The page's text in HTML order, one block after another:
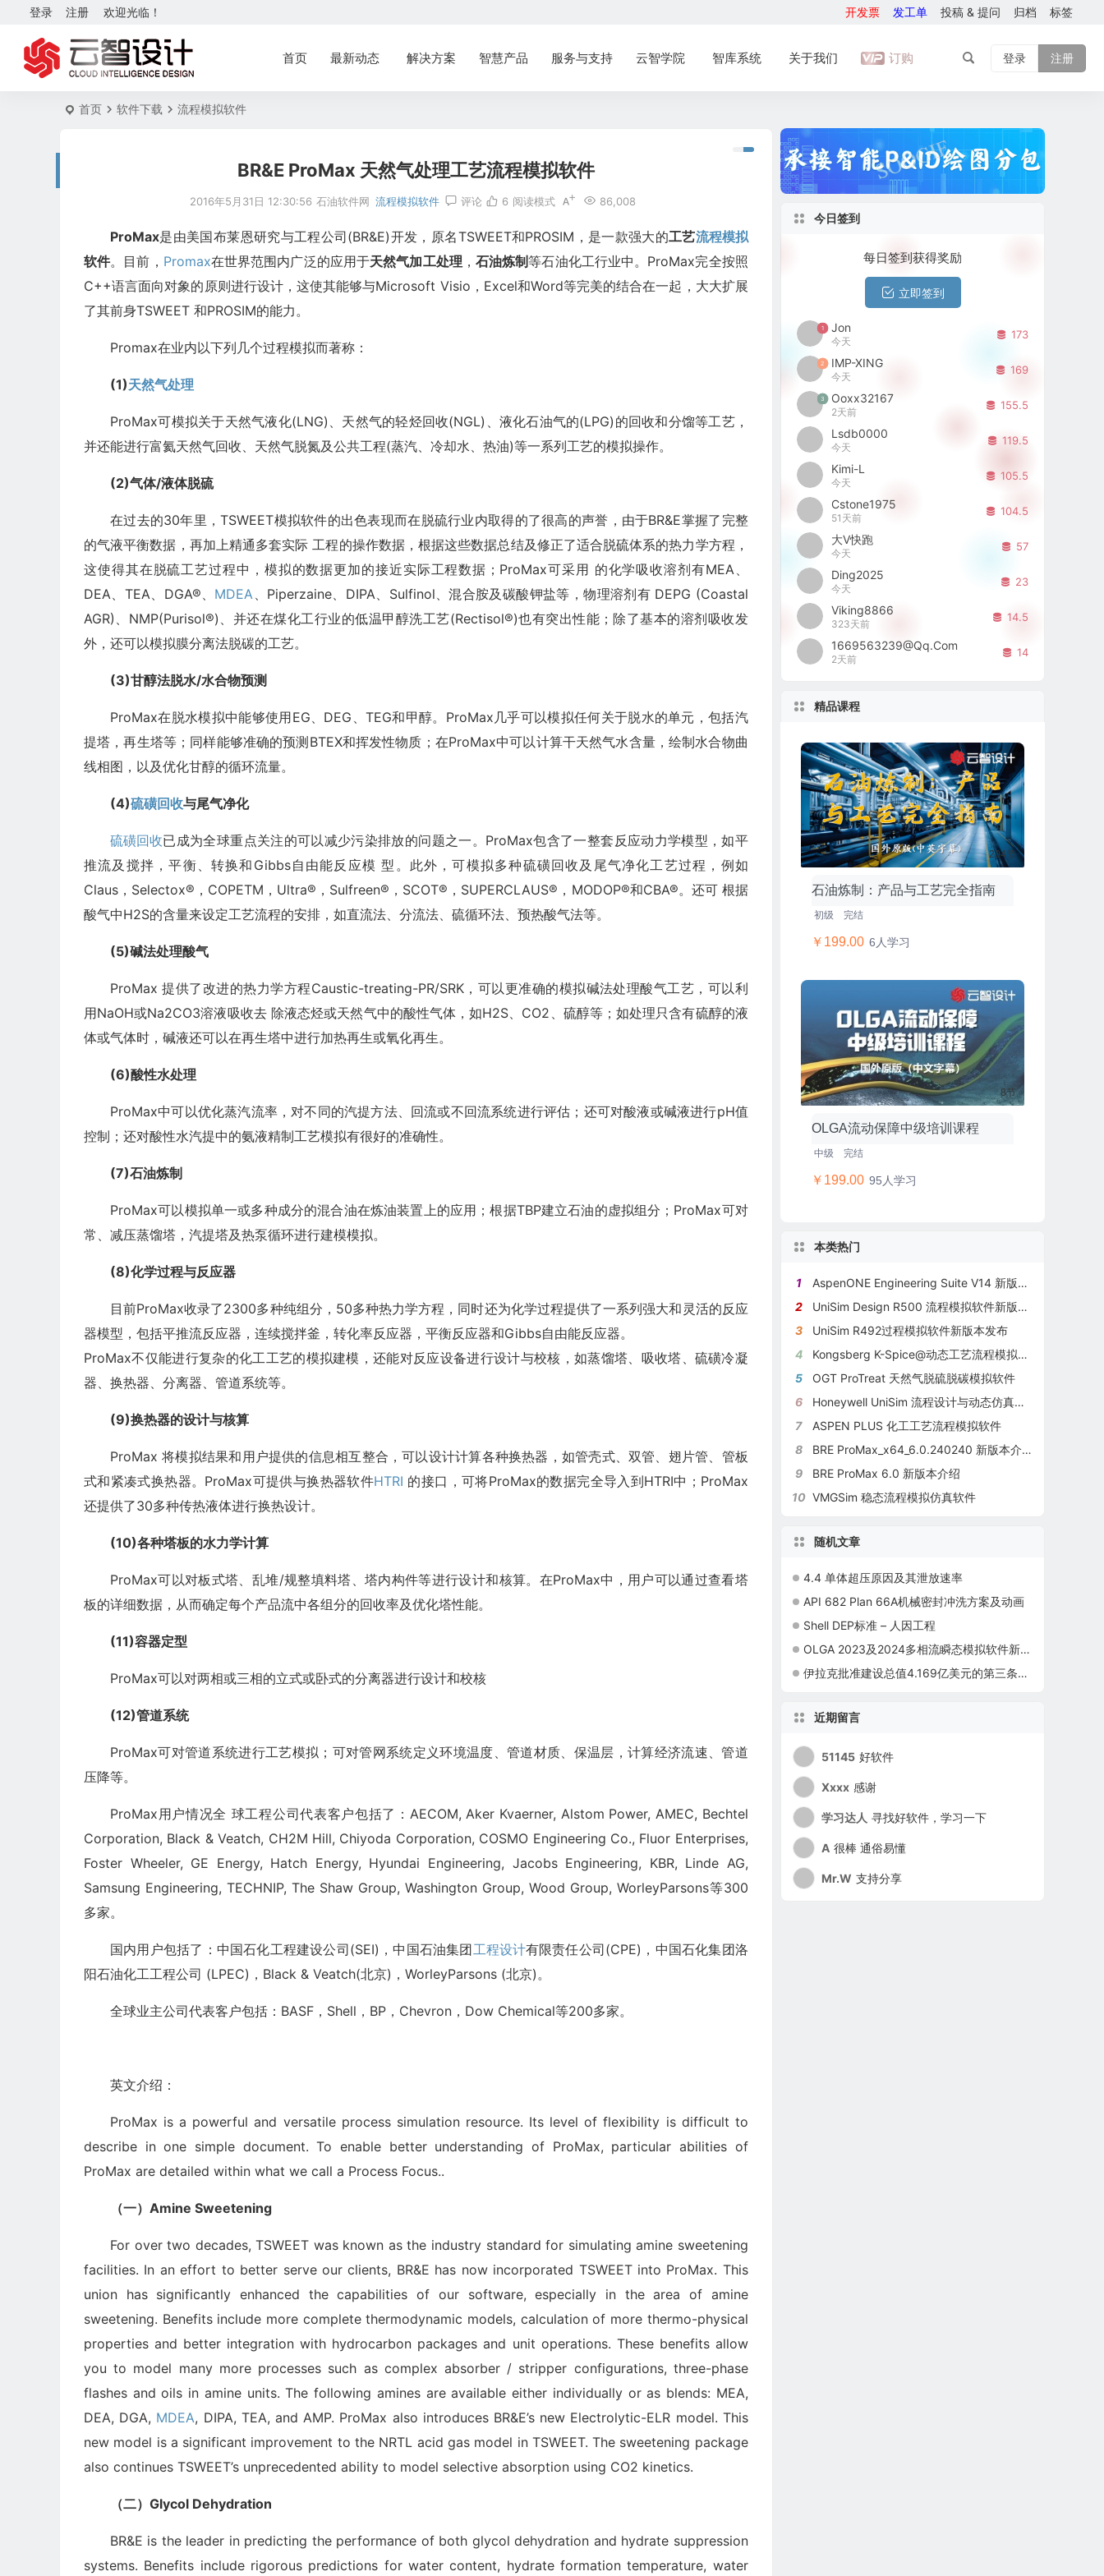
欢迎光临！
登录 注册 开发票 发工单 投稿 & 提问 归档 标签
首页 最新动态 解决方案 智慧产品 服务与支持 云智学院 智库系统 关于我们 订购 登录 注册
首页 软件下载 流程模拟软件
BR&E ProMax 天然气处理工艺流程模拟软件
2016年5月31日 12:30:56 石油软件网 流程模拟软件 评论 86,008
6 阅读模式
ProMax是由美国布莱恩研究与工程公司(BR&E)开发，原名TSWEET和PROSIM，是一款强大的工艺流程模拟
软件。目前， Promax在世界范围内广泛的应用于天然气加工处理 ， 石油炼制等石油化工行业中。ProMax完全按照
C++语言面向对象的原则进行设计，这使其能够与Microsoft Visio，Excel和Word等完美的结合在一起，大大扩展
了其前身TSWEET 和PROSIM的能力。
Promax在业内以下列几个过程模拟而著称：
(1)天然气处理
ProMax可模拟关于天然气液化(LNG)、天然气的轻烃回收(NGL)、液化石油气的(LPG)的回收和分馏等工艺，
并还能进行富氦天然气回收、天然气脱氮及公共工程(蒸汽、冷却水、热油)等一系列工艺的模拟操作。
(2)气体/液体脱硫
在过去的30年里，TSWEET模拟软件的出色表现而在脱硫行业内取得的了很高的声誉，由于BR&E掌握了完整
的气液平衡数据，再加上精通多套实际 工程的操作数据，根据这些数据总结及修正了适合脱硫体系的热力学方程，
这使得其在脱硫工艺过程中，模拟的数据更加的接近实际工程数据；ProMax可采用 的化学吸收溶剂有MEA、
DEA、TEA、DGA®、 MDEA、Piperzaine、DIPA、Sulfinol、混合胺及碳酸钾盐等，物理溶剂有 DEPG (Coastal
AGR)、NMP(Purisol®)、并还在煤化工行业的低温甲醇洗工艺(Rectisol®)也有突出性能；除了基本的溶剂吸收发
外，还可以模拟膜分离法脱碳的工艺。
(3)甘醇法脱水/水合物预测
ProMax在脱水模拟中能够使用EG、DEG、TEG和甲醇。ProMax几乎可以模拟任何关于脱水的单元，包括汽
提塔，再生塔等；同样能够准确的预测BTEX和挥发性物质；在ProMax中可以计算干天然气水含量，绘制水合物曲
线相图，以及优化甘醇的循环流量。
(4)硫磺回收与尾气净化
硫磺回收已成为全球重点关注的可以减少污染排放的问题之一。ProMax包含了一整套反应动力学模型，如平
推流及搅拌，平衡、转换和Gibbs自由能反应模 型。此外，可模拟多种硫磺回收及尾气净化工艺过程，例如
Claus，Selectox®，COPETM，Ultra®，Sulfreen®，SCOT®，SUPERCLAUS®，MODOP®和CBA®。还可 根据
酸气中H2S的含量来设定工艺流程的安排，如直流法、分流法、硫循环法、预热酸气法等。
(5)碱法处理酸气
ProMax 提供了改进的热力学方程Caustic-treating-PR/SRK，可以更准确的模拟碱法处理酸气工艺，可以利
用NaOH或Na2CO3溶液吸收去 除液态烃或天然气中的酸性气体，如H2S、CO2、硫醇等；如处理只含有硫醇的液
体或气体时，碱液还可以在再生塔中进行加热再生或氧化再生。
(6)酸性水处理
ProMax中可以优化蒸汽流率，对不同的汽提方法、回流或不回流系统进行评估；还可对酸液或碱液进行pH值
控制；还对酸性水汽提中的氨液精制工艺模拟有很好的准确性。
(7)石油炼制
ProMax可以模拟单一或多种成分的混合油在炼油装置上的应用；根据TBP建立石油的虚拟组分；ProMax可对
常、减压蒸馏塔，汽提塔及热泵循环进行建模模拟。
(8)化学过程与反应器
目前ProMax收录了2300多种纯组分，50多种热力学方程，同时还为化学过程提供了一系列强大和灵活的反应
器模型，包括平推流反应器，连续搅拌釜，转化率反应器，平衡反应器和Gibbs自由能反应器。
ProMax不仅能进行复杂的化工工艺的模拟建模，还能对反应设备进行设计与校核，如蒸馏塔、吸收塔、硫磺冷凝
器、换热器、分离器、管道系统等。
(9)换热器的设计与核算
ProMax 将模拟结果和用户提供的信息相互整合，可以设计计算各种换热器，如管壳式、双管、翅片管、管板
式和紧凑式换热器。ProMax可提供与换热器软件HTRI 的接口，可将ProMax的数据完全导入到HTRI中；ProMax
还提供了30多种传热液体进行换热设计。
(10)各种塔板的水力学计算
ProMax可以对板式塔、乱堆/规整填料塔、塔内构件等进行设计和核算。在ProMax中，用户可以通过查看塔
板的详细数据，从而确定每个产品流中各组分的回收率及优化塔性能。
(11)容器定型
ProMax可以对两相或三相的立式或卧式的分离器进行设计和校核
(12)管道系统
ProMax可对管道系统进行工艺模拟；可对管网系统定义环境温度、管道材质、保温层，计算经济流速、管道
压降等。
ProMax用户情况全 球工程公司代表客户包括了：AECOM, Aker Kvaerner, Alstom Power, AMEC, Bechtel
Corporation, Black & Veatch, CH2M Hill, Chiyoda Corporation, COSMO Engineering Co., Fluor Enterprises,
Foster Wheeler, GE Energy, Hatch Energy, Hyundai Engineering, Jacobs Engineering, KBR, Linde AG,
Samsung Engineering, TECHNIP, The Shaw Group, Washington Group, Wood Group, WorleyParsons等300
多家。
国内用户包括了：中国石化工程建设公司(SEI)，中国石油集团工程设计有限责任公司(CPE)，中国石化集团洛
阳石油化工工程公司 (LPEC)，Black & Veatch(北京)，WorleyParsons (北京)。
全球业主公司代表客户包括：BASF，Shell，BP，Chevron，Dow Chemical等200多家。
英文介绍：
ProMax is a powerful and versatile process simulation resource. Its level of flexibility is difficult to
describe in one simple document. To enable better understanding of ProMax, particular abilities of
ProMax are detailed within what we call a Process Focus..
（一）Amine Sweetening
For over two decades, TSWEET was known as the industry standard for simulating amine sweetening
facilities. In an effort to better serve our clients, BR&E has now incorporated TSWEET into ProMax. This
union has significantly enhanced the capabilities of our software, especially in the area of amine
sweetening. Benefits include more complete thermodynamic models, calculation of more thermo-physical
properties and better integration with hydrocarbon packages and unit operations. These benefits allow
you to model many more processes such as complex absorber / stripper configurations, three-phase
flashes and oils in amine units. The following amines are available either individually or as blends: MEA,
DEA, DGA, MDEA, DIPA, TEA, and AMP. ProMax also introduces BR&E’s new Electrolytic-ELR model. This
new model is a significant improvement to the NRTL acid gas model in TSWEET. The sweetening package
also continues TSWEET’s unprecedented ability to model selective absorption using CO2 kinetics.
（二）Glycol Dehydration
BR&E is the leader in predicting the performance of both glycol dehydration and hydrate suppression
systems. Benefits include rigorous predictions for water content, hydrate formation temperature, water
今日签到
每日签到获得奖励
立即签到
1 Jon
今天
173
2 IMP-XING
今天
169
3 Ooxx32167
2天前
155.5
Lsdb0000
今天
119.5
Kimi-L
今天
105.5
Cstone1975
51天前
104.5
大V快跑
今天
57
Ding2025
今天
23
Viking8866
323天前
14.5
1669563239@qq.com
2天前
14
精品课程
204节
石油炼制：产品与工艺完全指南
初级 完结
￥199.00 6人学习
8节
OLGA流动保障中级培训课程
中级 完结
￥199.00 95人学习
本类热门
1
AspenONE Engineering Suite V14 新版本介绍
2
UniSim Design R500 流程模拟软件新版本更新
3
UniSim R492过程模拟软件新版本发布
4
Kongsberg K-Spice@动态工艺流程模拟软件介绍
5
OGT ProTreat 天然气脱硫脱碳模拟软件
6
Honeywell UniSim 流程设计与动态仿真模拟软件
7
ASPEN PLUS 化工工艺流程模拟软件
8
BRE ProMax_x64_6.0.240240 新版本介绍
9
BRE ProMax 6.0 新版本介绍
10 VMGSim 稳态流程模拟仿真软件
随机文章
4.4 单体超压原因及其泄放速率
API 682 Plan 66A机械密封冲洗方案及动画
Shell DEP标准 – 人因工程
OLGA 2023及2024多相流瞬态模拟软件新功能介绍
伊拉克批准建设总值4.169亿美元的第三条近海原油管道
近期留言
51145 好软件
Xxxx 感谢
学习达人 寻找好软件，学习一下
A 很棒 通俗易懂
Mr.W 支持分享